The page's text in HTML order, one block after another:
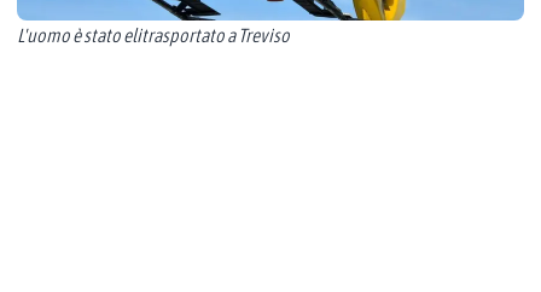
L'uomo è stato elitrasportato a Treviso